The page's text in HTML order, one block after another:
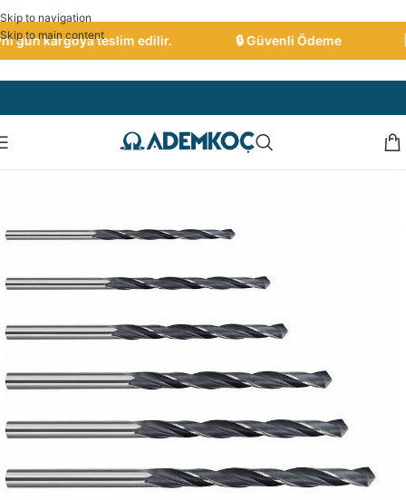
Skip to navigation
Skip to main content
gün kargoya teslim edilir. 🔒 Güvenli Ödeme